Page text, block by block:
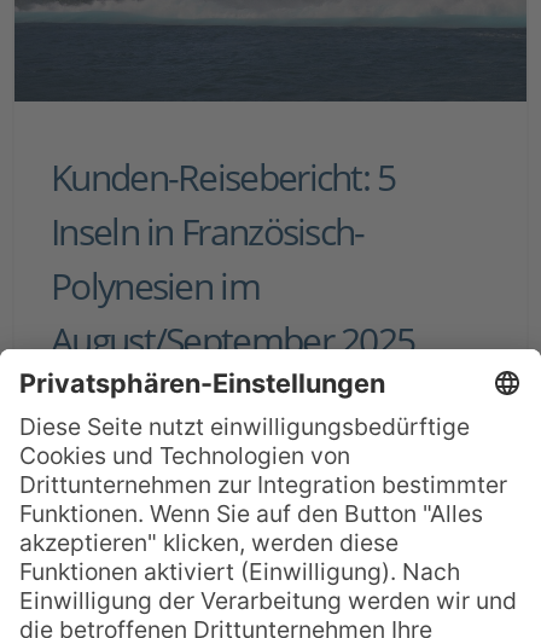
Kunden-Reisebericht: 5
Inseln in Französisch-
Polynesien im
August/September 2025
Wir sind am 20.08.2025 spätabends am
Flughafen Papeete angekommen und in
der Flughafenhalle gleich mit
tahitianischer Live Musik empfangen
worden. Da war die Müdigkeit nach dem
langen Flug gleich wie weggeblasen. Wir
waren im Hotel Te Moana untergebracht,